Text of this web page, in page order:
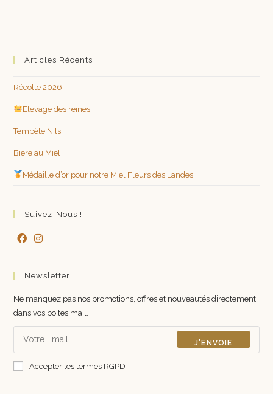
Articles Récents
Récolte 2026
Elevage des reines
Tempête Nils
Bière au Miel
Médaille d’or pour notre Miel Fleurs des Landes
Suivez-Nous !
Newsletter
Ne manquez pas nos promotions, offres et nouveautés directement
dans vos boites mail.
J'ENVOIE
Accepter les termes RGPD